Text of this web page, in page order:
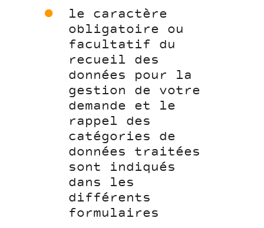
le caractère
obligatoire ou
facultatif du
recueil des
données pour la
gestion de votre
demande et le
rappel des
catégories de
données traitées
sont indiqués
dans les
différents
formulaires